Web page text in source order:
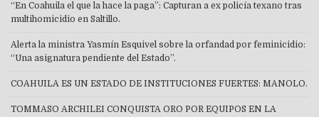
“En Coahuila el que la hace la paga”: Capturan a ex policía texano tras
multihomicidio en Saltillo.
Alerta la ministra Yasmín Esquivel sobre la orfandad por feminicidio:
“Una asignatura pendiente del Estado”.
COAHUILA ES UN ESTADO DE INSTITUCIONES FUERTES: MANOLO.
TOMMASO ARCHILEI CONQUISTA ORO POR EQUIPOS EN LA